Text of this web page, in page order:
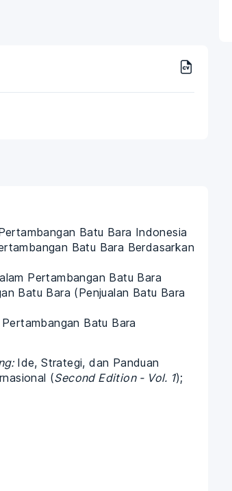
Batu Bara Indonesia
Batu Bara Berdasarkan
Pertambangan Batu Bara
Batu Bara (Penjualan Batu Bara
Batu Bara
Ide, Strategi, dan Panduan
(Second Edition - Vol. 1);